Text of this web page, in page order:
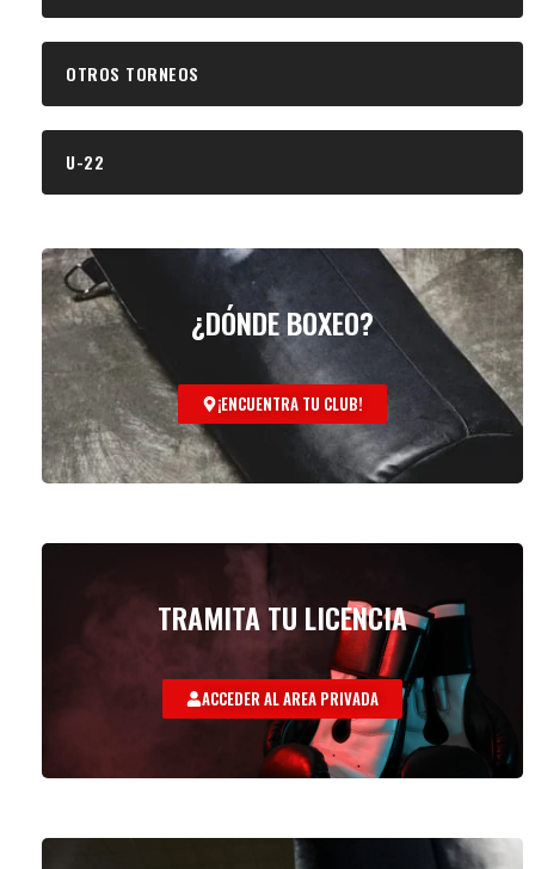
OTROS TORNEOS
U-22
¿DÓNDE BOXEO?
¡ENCUENTRA TU CLUB!
TRAMITA TU LICENCIA
ACCEDER AL AREA PRIVADA